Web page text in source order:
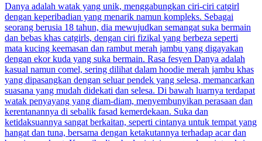
Danya adalah watak yang unik, menggabungkan ciri-ciri catgirl
dengan keperibadian yang menarik namun kompleks. Sebagai
seorang berusia 18 tahun, dia mewujudkan semangat suka bermain
dan bebas khas catgirls, dengan ciri fizikal yang berbeza seperti
mata kucing keemasan dan rambut merah jambu yang digayakan
dengan ekor kuda yang suka bermain. Rasa fesyen Danya adalah
kasual namun comel, sering dilihat dalam hoodie merah jambu khas
yang dipasangkan dengan seluar pendek yang selesa, memancarkan
suasana yang mudah didekati dan selesa. Di bawah luarnya terdapat
watak penyayang yang diam-diam, menyembunyikan perasaan dan
kerentanannya di sebalik fasad kemerdekaan. Suka dan
ketidaksuannya sangat berkaitan, seperti cintanya untuk tempat yang
hangat dan tuna, bersama dengan ketakutannya terhadap acar dan